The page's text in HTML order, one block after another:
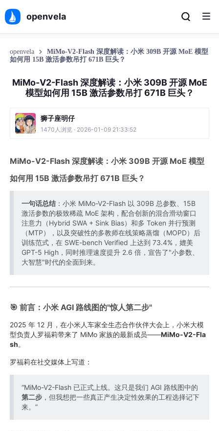
openvela
openvela
MiMo-V2-Flash 深度解读：小米 309B 开源 MoE 模型
如何用 15B 激活参数吊打 671B 巨头？
MiMo-V2-Flash 深度解读：小米 309B 开源 MoE
模型如何用 15B 激活参数吊打 671B 巨头？
狮子座明仔
1470人浏览 · 2026-01-09 21:33:52
MiMo-V2-Flash 深度解读：小米 309B 开源 MoE 模型
如何用 15B 激活参数吊打 671B 巨头？
一句话总结 ：小米 MiMo-V2-Flash 以 309B 总参数、15B
激活参数的极致稀疏 MoE 架构，配合创新的混合滑动窗口
注意力（Hybrid SWA + Sink Bias）和多 Token 并行预测
（MTP），以及突破性的多教师在线策略蒸馏（MOPD）后
训练范式，在 SWE-bench Verified 上达到 73.4%，媲美
GPT-5 High，同时推理速度提升 2.6 倍，宣告了"小参数、
大智慧"时代的全面到来。
🎯 前言：小米 AGI 路线图的"惊人第二步"
2025 年 12 月，在小米人车家全生态合作伙伴大会上，小米大模
型负责人罗福莉带来了 MiMo 家族的最新成员——MiMo-V2-Fla
sh。
罗福莉在社交媒体上写道：
“MiMo-V2-Flash 已正式上线。这只是我们 AGI 路线图中的
第二步 ，但我想把一些真正产生决定性效果的工程选择记下
来。”